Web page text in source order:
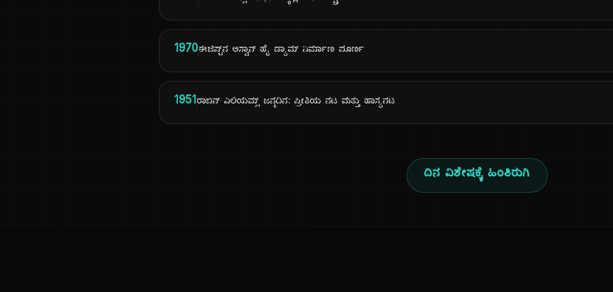
1970ಈಜಿಪ್ಟ್‌ನ ಅಸ್ವಾನ್ ಹೈ ಡ್ಯಾಮ್ ನಿರ್ಮಾಣ ಪೂರ್ಣ
1951ರಾಬಿನ್ ವಿಲಿಯಮ್ಸ್ ಜನ್ಮದಿನ: ಪ್ರೀತಿಯ ನಟ ಮತ್ತು ಹಾಸ್ಯನಟ
ದಿನ ವಿಶೇಷಕ್ಕೆ ಹಿಂತಿರುಗಿ